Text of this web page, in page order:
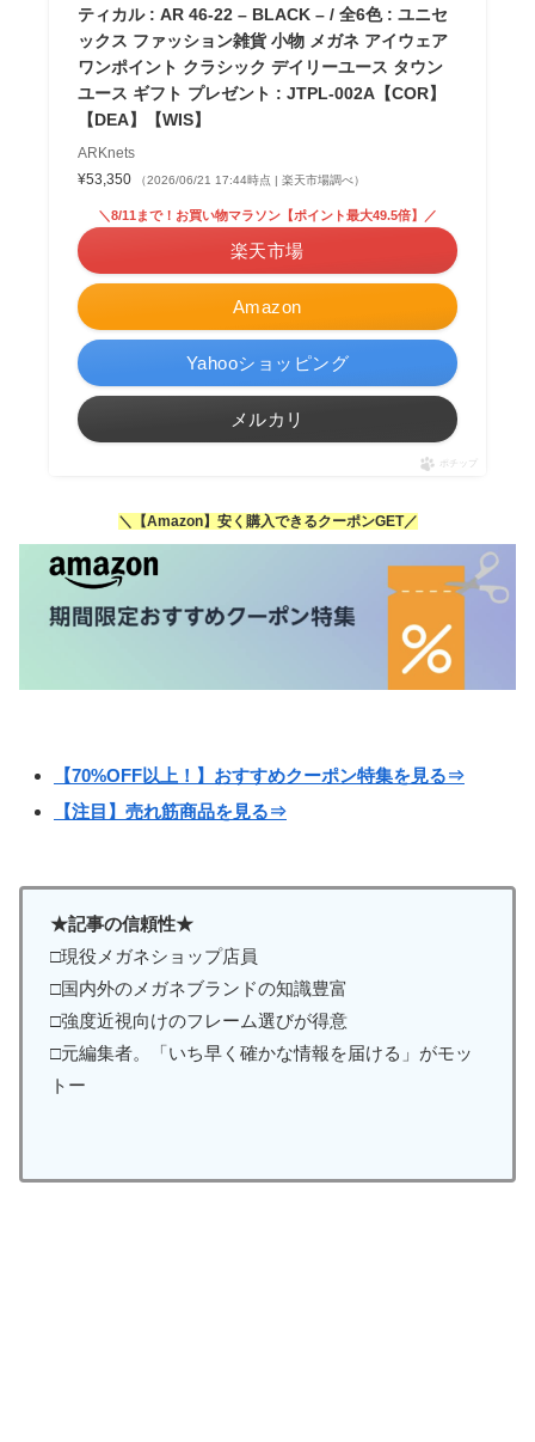
ティカル : AR 46-22 – BLACK – / 全6色 : ユニセ
ックス ファッション雑貨 小物 メガネ アイウェア
ワンポイント クラシック デイリーユース タウン
ユース ギフト プレゼント : JTPL-002A【COR】
【DEA】【WIS】
ARKnets
¥53,350
（2026/06/21 17:44時点 | 楽天市場調べ）
Amazon
＼8/11まで！お買い物マラソン【ポイント最大49.5倍】／
楽天市場
Yahooショッピング
メルカリ
ポチップ
＼【Amazon】安く購入できるクーポンGET／
【70%OFF以上！】おすすめクーポン特集を見る⇒
【注目】売れ筋商品を見る⇒
★記事の信頼性★
□現役メガネショップ店員
□国内外のメガネブランドの知識豊富
□強度近視向けのフレーム選びが得意
□元編集者。「いち早く確かな情報を届ける」がモッ
トー